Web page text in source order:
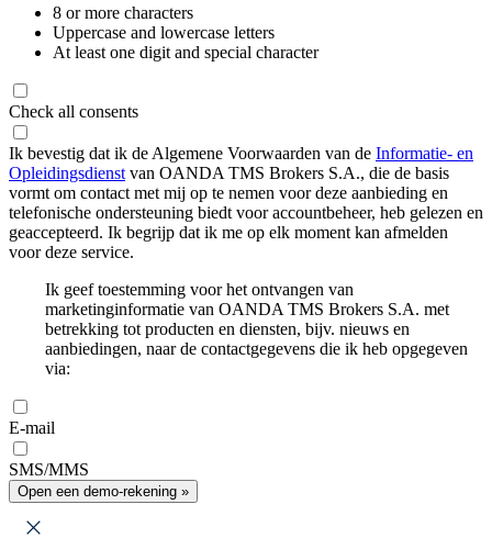
8 or more characters
Uppercase and lowercase letters
At least one digit and special character
Check all consents
Ik bevestig dat ik de Algemene Voorwaarden van de Informatie- en
Opleidingsdienst van OANDA TMS Brokers S.A., die de basis
vormt om contact met mij op te nemen voor deze aanbieding en
telefonische ondersteuning biedt voor accountbeheer, heb gelezen en
geaccepteerd. Ik begrijp dat ik me op elk moment kan afmelden
voor deze service.
Ik geef toestemming voor het ontvangen van
marketinginformatie van OANDA TMS Brokers S.A. met
betrekking tot producten en diensten, bijv. nieuws en
aanbiedingen, naar de contactgegevens die ik heb opgegeven
via:
E-mail
SMS/MMS
Open een demo-rekening »